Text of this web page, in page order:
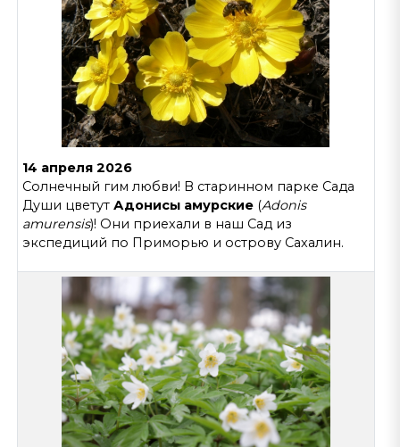
14 апреля 2026
Солнечный гим любви! В старинном парке Сада
Души цветутАдонисы амурские (Adonis
amurensis)! Они приехали в наш Сад из
экспедиций по Приморью и острову Сахалин.